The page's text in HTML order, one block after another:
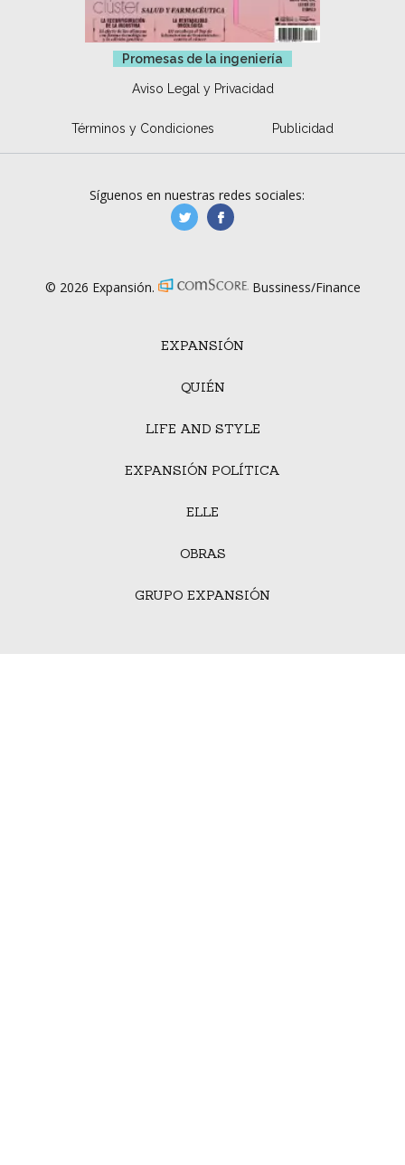
Promesas de la ingeniería
Aviso Legal y Privacidad
Términos y Condiciones Publicidad
EXPANSIÓN
QUIÉN
LIFE AND STYLE
EXPANSIÓN POLÍTICA
ELLE
OBRAS
GRUPO EXPANSIÓN
Síguenos en nuestras redes sociales:
manufacturaGE
© 2026 Expansión. Bussiness/Finance